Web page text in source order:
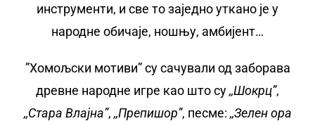
инструменти, и све то заједно уткано је у
народне обичаје, ношњу, амбијент…
”Хомољски мотиви” су сачували од заборава
древне народне игре као што су,,Шокрц”,
,,Стара Влајна”, ,,Препишор”, песме: ,,Зелен ора